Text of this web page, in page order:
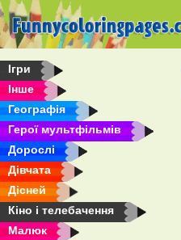
Ігри
Інше
Географія
Герої мультфільмів
Дорослі
Дівчата
Дісней
Кіно і телебачення
Малюк